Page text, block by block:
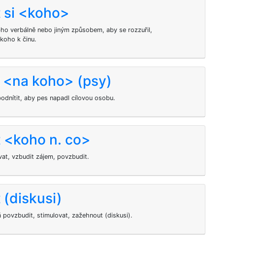
<koho>
verbálně nebo jiným způsobem, aby se rozzuřil,
k činu.
koho> (psy)
aby pes napadl cílovou osobu.
n. co>
vzbudit zájem, povzbudit.
povzbudit, stimulovat, zažehnout (diskusi).